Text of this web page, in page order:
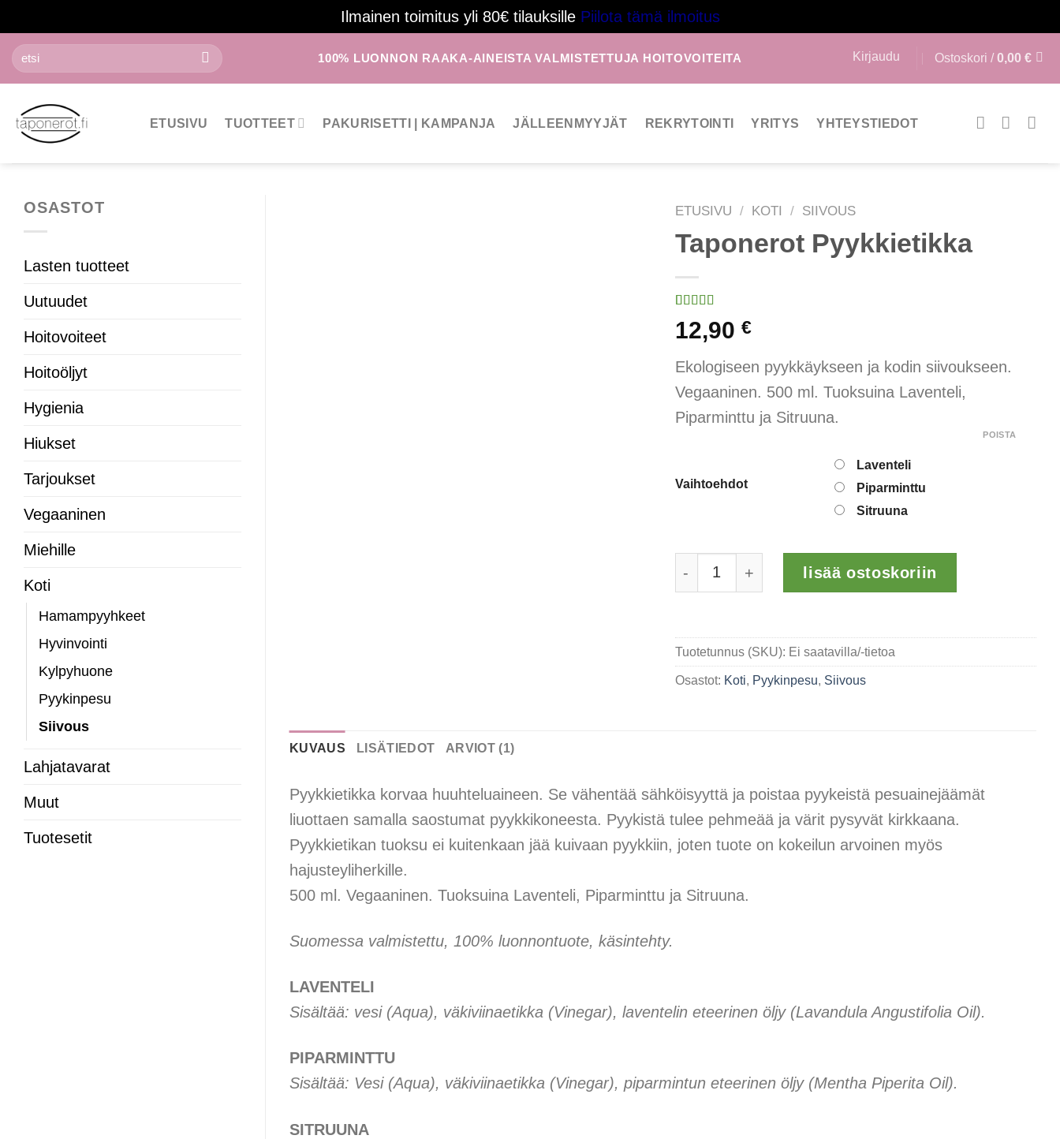
Ilmainen toimitus yli 80€ tilauksille Piilota tämä ilmoitus
Skip
Etsi: 100% LUONNON RAAKA-AINEISTA VALMISTETTUJA HOITOVOITEITA Kirjaudu Ostoskori /0,00 €
ETUSIVU TUOTTEET PAKURISETTI | KAMPANJA JÄLLEENMYYJÄT REKRYTOINTI YRITYS YHTEYSTIEDOT
OSASTOT
Lasten tuotteet
Uutuudet
Hoitovoiteet
Hoitoöljyt
Hygienia
Hiukset
Tarjoukset
Vegaaninen
Miehille
Koti
Hamampyyhkeet
Hyvinvointi
Kylpyhuone
Pyykinpesu
Siivous
Lahjatavarat
Muut
Tuotesetit
ETUSIVU / KOTI / SIIVOUS
Taponerot Pyykkietikka
Arvio
5.00
5:stä
perustuen
1
arvotukseen.
12,90 €
Ekologiseen pyykkäykseen ja kodin siivoukseen.
Vegaaninen. 500 ml. Tuoksuina Laventeli,
Piparminttu ja Sitruuna.
Vaihtoehdot
Laventeli
Piparminttu
Sitruuna
POISTA
Taponerot Pyykkietikka määrä
lisää ostoskoriin
Tuotetunnus (SKU): Ei saatavilla/-tietoa
Osastot: Koti Pyykinpesu Siivous
KUVAUS LISÄTIEDOT ARVIOT (1)
Pyykkietikka korvaa huuhteluaineen. Se vähentää sähköisyyttä ja poistaa pyykeistä pesuainejäämät
liuottaen samalla saostumat pyykkikoneesta. Pyykistä tulee pehmeää ja värit pysyvät kirkkaana.
Pyykkietikan tuoksu ei kuitenkaan jää kuivaan pyykkiin, joten tuote on kokeilun arvoinen myös
hajusteyliherkille.
500 ml. Vegaaninen. Tuoksuina Laventeli, Piparminttu ja Sitruuna.
Suomessa valmistettu, 100% luonnontuote, käsintehty.
LAVENTELI
Sisältää: vesi (Aqua), väkiviinaetikka (Vinegar), laventelin eteerinen öljy (Lavandula Angustifolia Oil).
PIPARMINTTU
Sisältää: Vesi (Aqua), väkiviinaetikka (Vinegar), piparmintun eteerinen öljy (Mentha Piperita Oil).
SITRUUNA